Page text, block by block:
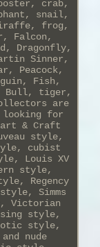
crab,
snail,
frog,
Falcon,
Dragonfly,
Sinner,
Peacock,
Fish,
Bull, tiger,
are
for
& Craft
style,
cubist
Louis XV
style,
Regency
Simms
Victorian
style,
style,
nude